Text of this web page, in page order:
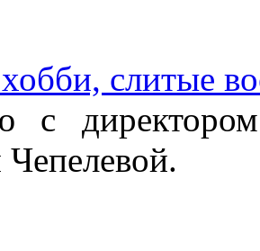
слитые
с
Чепелевой.